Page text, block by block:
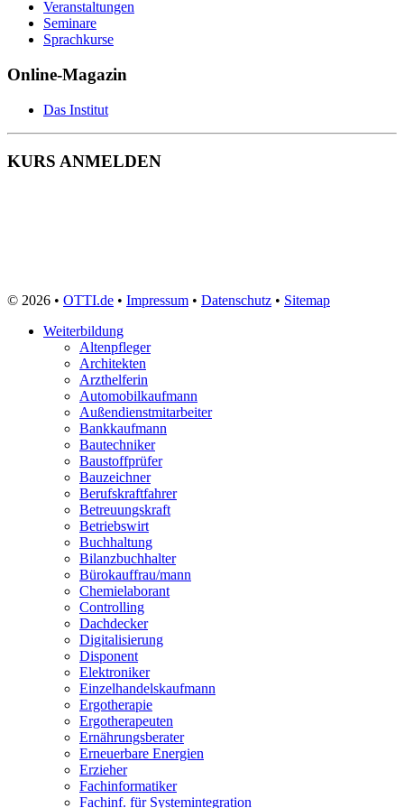
Veranstaltungen
Seminare
Sprachkurse
Online-Magazin
Das Institut
KURS ANMELDEN
© 2026 • OTTI.de • Impressum • Datenschutz • Sitemap
Weiterbildung
Altenpfleger
Architekten
Arzthelferin
Automobilkaufmann
Außendienstmitarbeiter
Bankkaufmann
Bautechniker
Baustoffprüfer
Bauzeichner
Berufskraftfahrer
Betreuungskraft
Betriebswirt
Buchhaltung
Bilanzbuchhalter
Bürokauffrau/mann
Chemielaborant
Controlling
Dachdecker
Digitalisierung
Disponent
Elektroniker
Einzelhandelskaufmann
Ergotherapie
Ergotherapeuten
Ernährungsberater
Erneuerbare Energien
Erzieher
Fachinformatiker
Fachinf. für Systemintegration